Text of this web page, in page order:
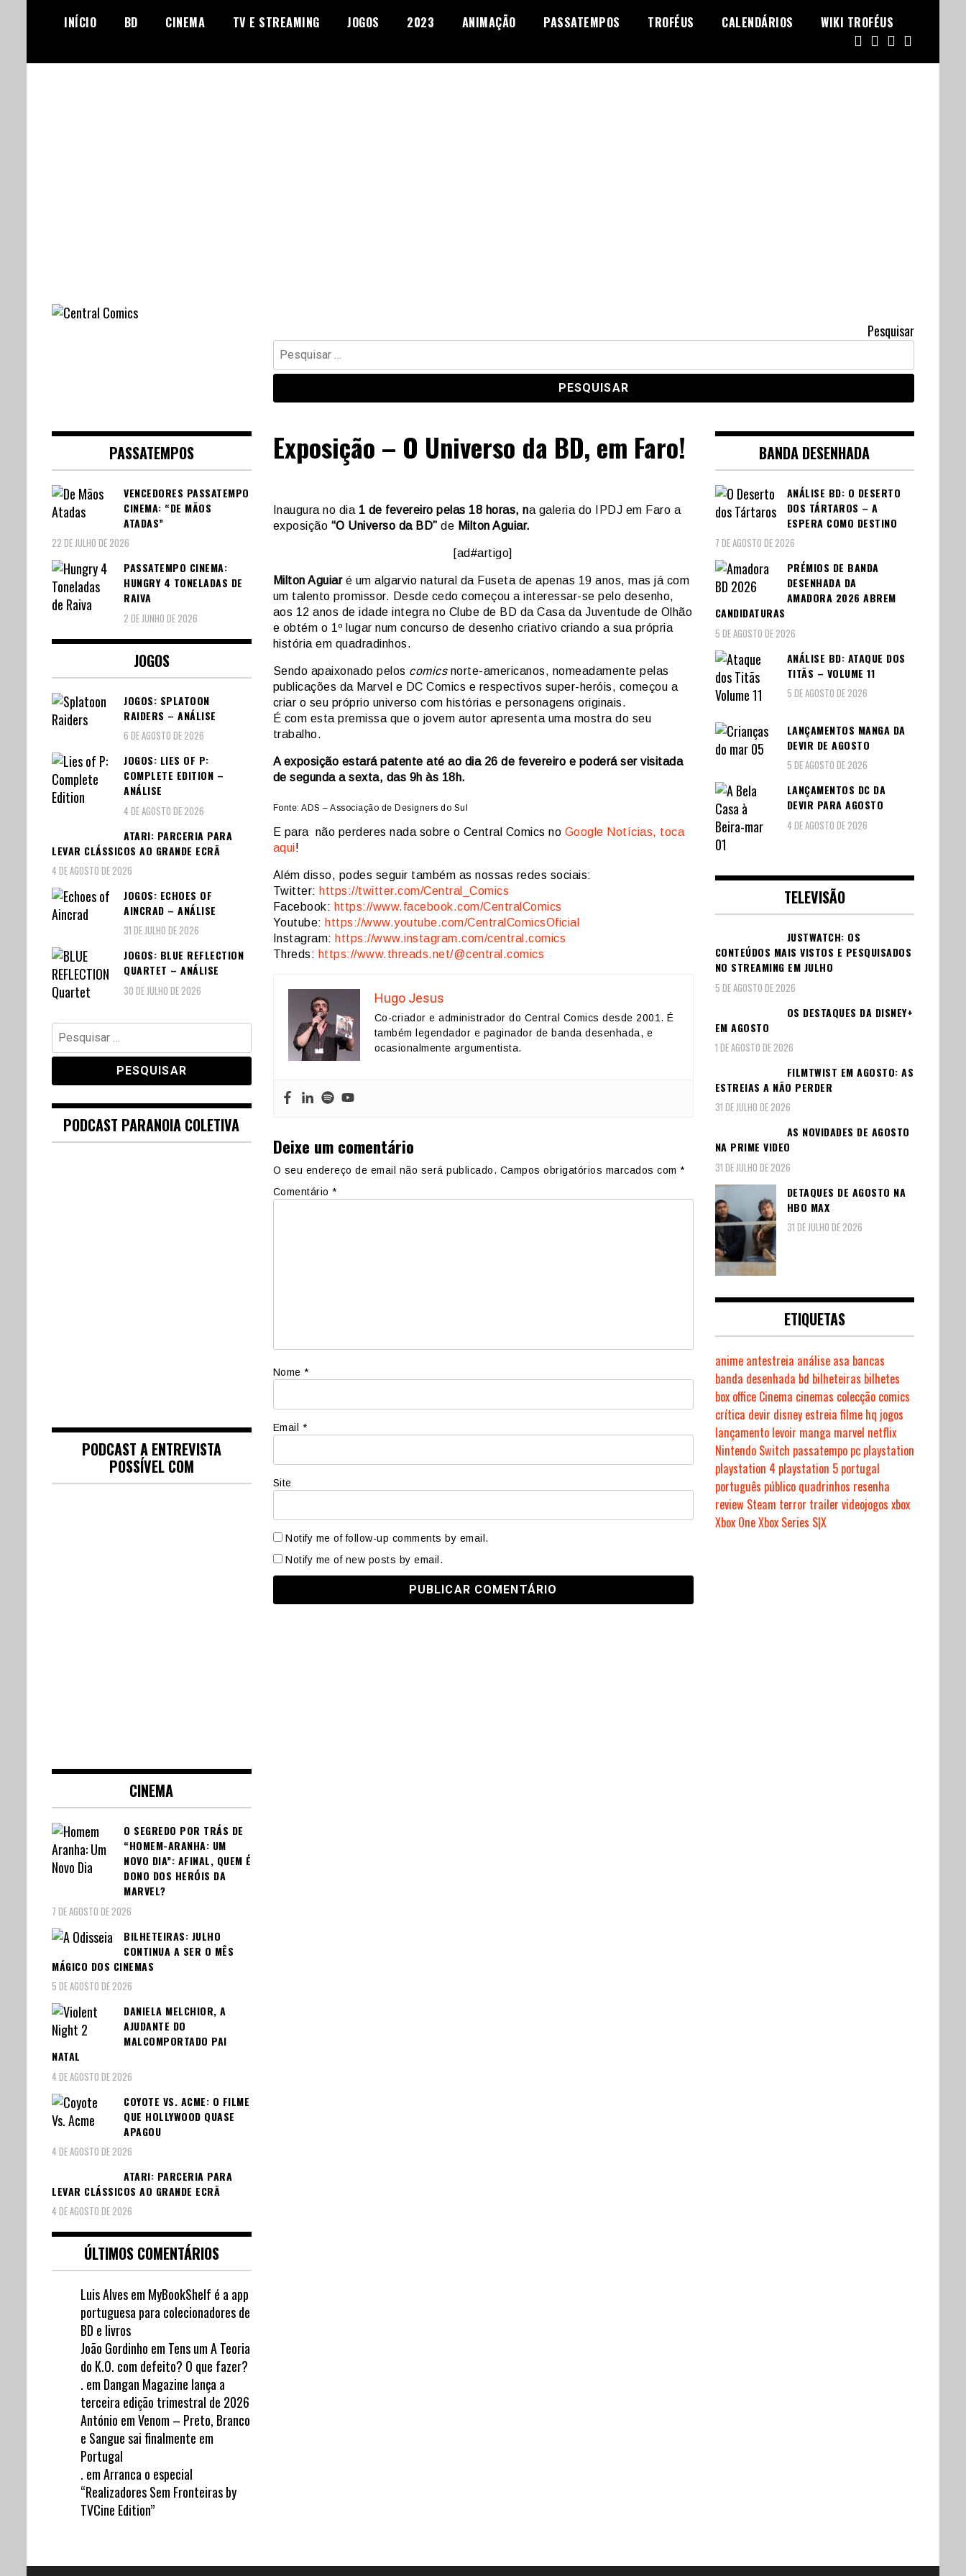
INÍCIO BD CINEMA TV E STREAMING JOGOS 2023 ANIMAÇÃO PASSATEMPOS TROFÉUS CALENDÁRIOS WIKI TROFÉUS
Pesquisar
Pesquisar
por:
Exposição – O Universo da BD, em Faro!
Inaugura no dia 1 de fevereiro pelas 18 horas, na galeria do IPDJ em Faro a
exposição “O Universo da BD” de Milton Aguiar.
[ad#artigo]
Milton Aguiaré um algarvio natural da Fuseta de apenas 19 anos, mas já com
um talento promissor. Desde cedo começou a interessar-se pelo desenho,
aos 12 anos de idade integra no Clube de BD da Casa da Juventude de Olhão
e obtém o 1º lugar num concurso de desenho criativo criando a sua própria
história em quadradinhos.
Sendo apaixonado pelos comicsnorte-americanos, nomeadamente pelas
publicações da Marvel e DC Comics e respectivos super-heróis, começou a
criar o seu próprio universo com histórias e personagens originais.
É com esta premissa que o jovem autor apresenta uma mostra do seu
trabalho.
A exposição estará patente até ao dia 26 de fevereiro e poderá ser visitada
de segunda a sexta, das 9h às 18h.
Fonte: ADS – Associação de Designers do Sul
E para não perderes nada sobre o Central Comics no Google Notícias, toca
aqui!
Além disso, podes seguir também as nossas redes sociais:
Twitter: https://twitter.com/Central_Comics
Facebook: https://www.facebook.com/CentralComics
Youtube: https://www.youtube.com/CentralComicsOficial
Instagram: https://www.instagram.com/central.comics
Threds: https://www.threads.net/@central.comics
Hugo Jesus
Co-criador e administrador do Central Comics desde 2001. É
também legendador e paginador de banda desenhada, e
ocasionalmente argumentista.
Deixe um comentário
O seu endereço de email não será publicado. Campos obrigatórios marcados com *
Comentário *
Nome *
Email *
Site
Notify me of follow-up comments by email.
Notify me of new posts by email.
PASSATEMPOS
VENCEDORES PASSATEMPO
CINEMA: “DE MÃOS
ATADAS”
22 DE JULHO DE 2026
PASSATEMPO CINEMA:
HUNGRY 4 TONELADAS DE
RAIVA
2 DE JUNHO DE 2026
JOGOS
JOGOS: SPLATOON
RAIDERS – ANÁLISE
6 DE AGOSTO DE 2026
JOGOS: LIES OF P:
COMPLETE EDITION –
ANÁLISE
4 DE AGOSTO DE 2026
ATARI: PARCERIA PARA
LEVAR CLÁSSICOS AO GRANDE ECRÃ
4 DE AGOSTO DE 2026
JOGOS: ECHOES OF
AINCRAD – ANÁLISE
31 DE JULHO DE 2026
JOGOS: BLUE REFLECTION
QUARTET – ANÁLISE
30 DE JULHO DE 2026
Pesquisar
por:
PODCAST PARANOIA COLETIVA
PODCAST A ENTREVISTA
POSSÍVEL COM
CINEMA
O SEGREDO POR TRÁS DE
“HOMEM-ARANHA: UM
NOVO DIA”: AFINAL, QUEM É
DONO DOS HERÓIS DA
MARVEL?
7 DE AGOSTO DE 2026
BILHETEIRAS: JULHO
CONTINUA A SER O MÊS
MÁGICO DOS CINEMAS
5 DE AGOSTO DE 2026
DANIELA MELCHIOR, A
AJUDANTE DO
MALCOMPORTADO PAI
NATAL
4 DE AGOSTO DE 2026
COYOTE VS. ACME: O FILME
QUE HOLLYWOOD QUASE
APAGOU
4 DE AGOSTO DE 2026
ATARI: PARCERIA PARA
LEVAR CLÁSSICOS AO GRANDE ECRÃ
4 DE AGOSTO DE 2026
ÚLTIMOS COMENTÁRIOS
Luis Alvesem MyBookShelf é a app
portuguesa para colecionadores de
BD e livros
João Gordinho em Tens um A Teoria
do K.O. com defeito? O que fazer?
. em Dangan Magazine lança a
terceira edição trimestral de 2026
António emVenom – Preto, Branco
e Sangue sai finalmente em
Portugal
. emArranca o especial
“Realizadores Sem Fronteiras by
TVCine Edition”
BANDA DESENHADA
ANÁLISE BD: O DESERTO
DOS TÁRTAROS – A
ESPERA COMO DESTINO
7 DE AGOSTO DE 2026
PRÉMIOS DE BANDA
DESENHADA DA
AMADORA 2026 ABREM
CANDIDATURAS
5 DE AGOSTO DE 2026
ANÁLISE BD: ATAQUE DOS
TITÃS – VOLUME 11
5 DE AGOSTO DE 2026
LANÇAMENTOS MANGA DA
DEVIR DE AGOSTO
5 DE AGOSTO DE 2026
LANÇAMENTOS DC DA
DEVIR PARA AGOSTO
4 DE AGOSTO DE 2026
TELEVISÃO
JUSTWATCH: OS
CONTEÚDOS MAIS VISTOS E PESQUISADOS
NO STREAMING EM JULHO
5 DE AGOSTO DE 2026
OS DESTAQUES DA DISNEY+
EM AGOSTO
1 DE AGOSTO DE 2026
FILMTWIST EM AGOSTO: AS
ESTREIAS A NÃO PERDER
31 DE JULHO DE 2026
AS NOVIDADES DE AGOSTO
NA PRIME VIDEO
31 DE JULHO DE 2026
DETAQUES DE AGOSTO NA
HBO MAX
31 DE JULHO DE 2026
ETIQUETAS
anime antestreia análise asa bancas
banda desenhada bd bilheteiras bilhetes
box office Cinema cinemas colecção comics
crítica devir disney estreiafilme hq jogos
lançamento levoir manga marvel netflix
Nintendo Switch passatempo pc playstation
playstation 4 playstation 5 portugal
português público quadrinhos resenha
review Steam terror trailer videojogos xbox
Xbox OneXbox Series S|X